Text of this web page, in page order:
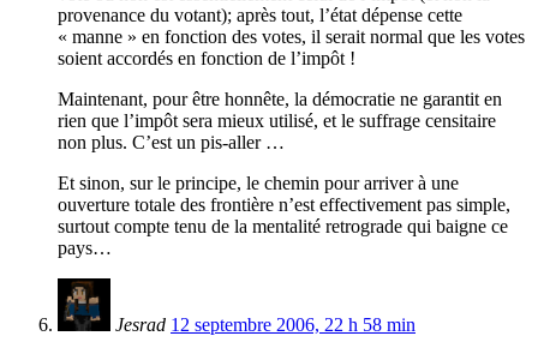
provenance du votant); après tout, l’état dépense cette
« manne » en fonction des votes, il serait normal que les votes
soient accordés en fonction de l’impôt !
Maintenant, pour être honnête, la démocratie ne garantit en
rien que l’impôt sera mieux utilisé, et le suffrage censitaire
non plus. C’est un pis-aller …
Et sinon, sur le principe, le chemin pour arriver à une
ouverture totale des frontière n’est effectivement pas simple,
surtout compte tenu de la mentalité retrograde qui baigne ce
pays…
Jesrad 12 septembre 2006, 22 h 58 min